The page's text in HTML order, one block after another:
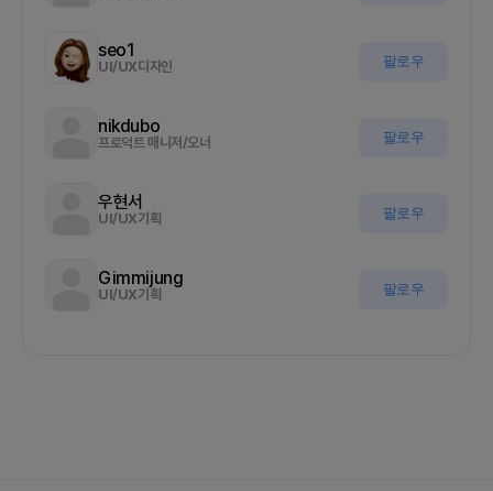
seo1
UI/UX디자인 팔로우
nikdubo
프로덕트 매니저/오너 팔로우
우현서
UI/UX기획 팔로우
Gimmijung
UI/UX기획 팔로우